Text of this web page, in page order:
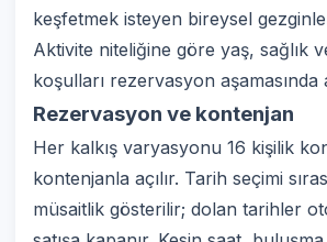
keşfetmek isteyen bireysel
Aktivite niteliğine göre yaş, sağlık
koşulları rezervasyon aşamasında
Rezervasyon ve kontenjan
Her kalkış varyasyonu 16 kişilik
kontenjanla açılır. Tarih seçimi
müsaitlik gösterilir; dolan tarihler